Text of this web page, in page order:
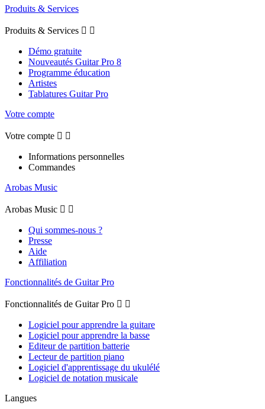
Produits & Services
Produits & Services  
Démo gratuite
Nouveautés Guitar Pro 8
Programme éducation
Artistes
Tablatures Guitar Pro
Votre compte
Votre compte  
Informations personnelles
Commandes
Arobas Music
Arobas Music  
Qui sommes-nous ?
Presse
Aide
Affiliation
Fonctionnalités de Guitar Pro
Fonctionnalités de Guitar Pro  
Logiciel pour apprendre la guitare
Logiciel pour apprendre la basse
Editeur de partition batterie
Lecteur de partition piano
Logiciel d'apprentissage du ukulélé
Logiciel de notation musicale
Langues